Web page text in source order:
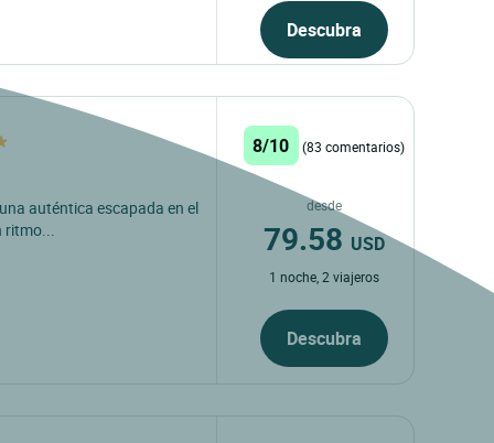
Descubra
auténtica escapada en el
ritmo...
8/10 (83 comentarios)
desde
79.58 USD
1 noche, 2 viajeros
Descubra